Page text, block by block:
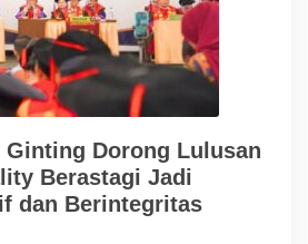
Dorong Lulusan
Berastagi Jadi
dan Berintegritas